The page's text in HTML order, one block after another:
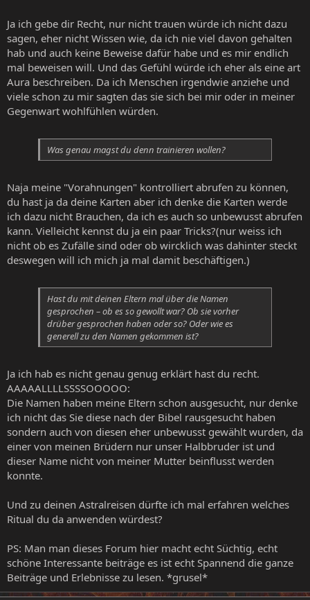
Ja ich gebe dir Recht, nur nicht trauen würde ich nicht dazu
sagen, eher nicht Wissen wie, da ich nie viel davon gehalten
hab und auch keine Beweise dafür habe und es mir endlich
mal beweisen will. Und das Gefühl würde ich eher als eine art
Aura beschreiben. Da ich Menschen irgendwie anziehe und
viele schon zu mir sagten das sie sich bei mir oder in meiner
Gegenwart wohlfühlen würden.
Was genau magst du denn trainieren wollen?
Naja meine "Vorahnungen" kontrolliert abrufen zu können,
du hast ja da deine Karten aber ich denke die Karten werde
ich dazu nicht Brauchen, da ich es auch so unbewusst abrufen
kann. Vielleicht kennst du ja ein paar Tricks?(nur weiss ich
nicht ob es Zufälle sind oder ob wircklich was dahinter steckt
deswegen will ich mich ja mal damit beschäftigen.)
Hast du mit deinen Eltern mal über die Namen
gesprochen – ob es so gewollt war? Ob sie vorher
drüber gesprochen haben oder so? Oder wie es
generell zu den Namen gekommen ist?
Ja ich hab es nicht genau genug erklärt hast du recht.
AAAAALLLLSSSSOOOOO:
Die Namen haben meine Eltern schon ausgesucht, nur denke
ich nicht das Sie diese nach der Bibel rausgesucht haben
sondern auch von diesen eher unbewusst gewählt wurden, da
einer von meinen Brüdern nur unser Halbbruder ist und
dieser Name nicht von meiner Mutter beinflusst werden
konnte.
Und zu deinen Astralreisen dürfte ich mal erfahren welches
Ritual du da anwenden würdest?
PS: Man man dieses Forum hier macht echt Süchtig, echt
schöne Interessante beiträge es ist echt Spannend die ganze
Beiträge und Erlebnisse zu lesen. *grusel*